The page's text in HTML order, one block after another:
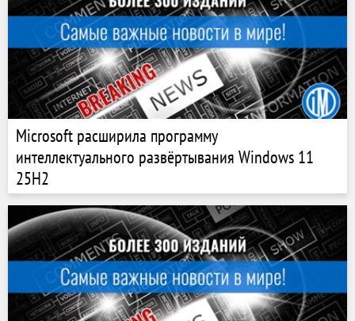
Microsoft расширила программу
интеллектуального развёртывания Windows 11
25H2